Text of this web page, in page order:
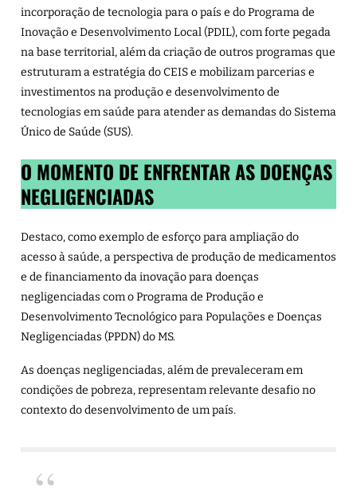
incorporação de tecnologia para o país e do Programa de
Inovação e Desenvolvimento Local (PDIL), com forte pegada
na base territorial, além da criação de outros programas que
estruturam a estratégia do CEIS e mobilizam parcerias e
investimentos na produção e desenvolvimento de
tecnologias em saúde para atender as demandas do Sistema
Único de Saúde (SUS).
O MOMENTO DE ENFRENTAR AS DOENÇAS
NEGLIGENCIADAS
Destaco, como exemplo de esforço para ampliação do
acesso à saúde, a perspectiva de produção de medicamentos
e de financiamento da inovação para doenças
negligenciadas com o Programa de Produção e
Desenvolvimento Tecnológico para Populações e Doenças
Negligenciadas (PPDN) do MS.
As doenças negligenciadas, além de prevaleceram em
condições de pobreza, representam relevante desafio no
contexto do desenvolvimento de um país.